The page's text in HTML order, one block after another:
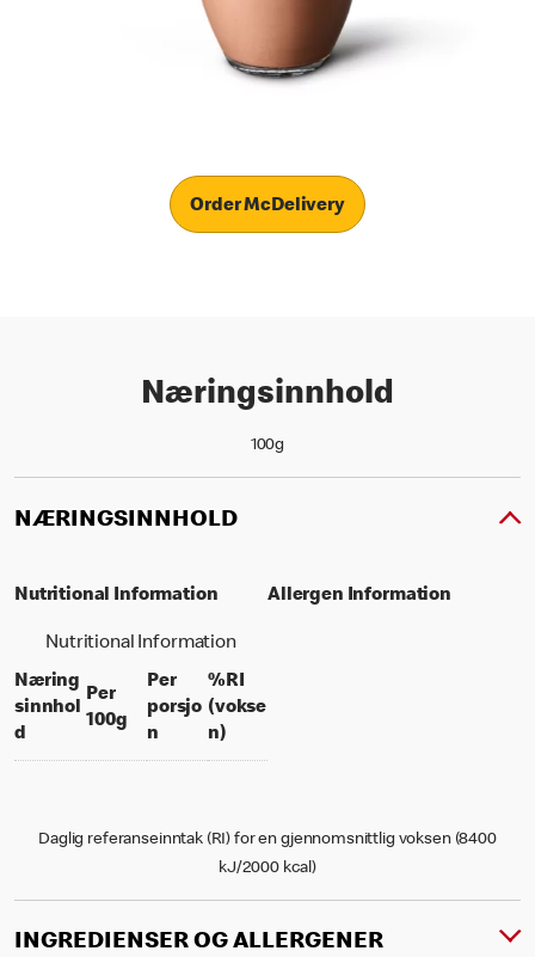
Order McDelivery
Næringsinnhold
100g
NÆRINGSINNHOLD
Nutritional Information
Nutritional Information
Næring
sinnhol
d
Per
100gper 100 grams
Per
porsjo
nper portion
%RI
(vokse
n)% daily value for an adult
Allergen Information
Daglig referanseinntak (RI) for en gjennomsnittlig voksen (8400
kJ/2000 kcal)
INGREDIENSER OG ALLERGENER